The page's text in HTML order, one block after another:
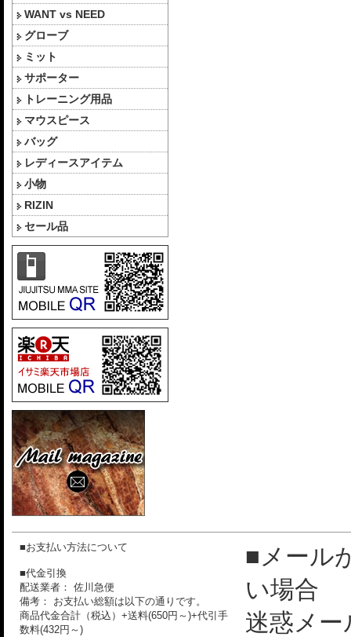
WANT vs NEED
グローブ
ミット
サポーター
トレーニング用品
マウスピース
バッグ
レディースアイテム
小物
RIZIN
セール品
■お支払い方法について
■代金引換
配送業者： 佐川急便
備考： お支払い総額は以下の通りです。
商品代金合計（税込）+送料(650円～)+代引手
数料(432円～)
■メール
い場合
迷惑メー